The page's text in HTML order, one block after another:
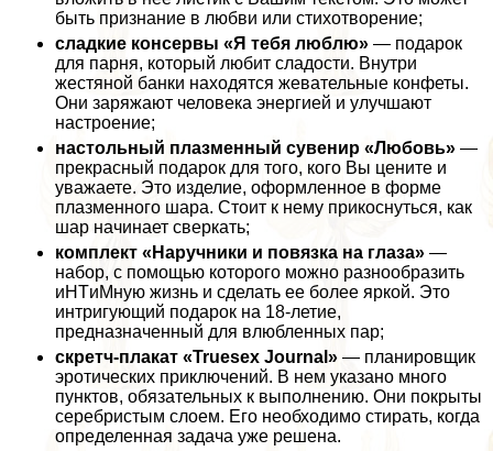
быть признание в любви или стихотворение;
сладкие консервы «Я тебя люблю» — подарок
для парня, который любит сладости. Внутри
жестяной банки находятся жевательные конфеты.
Они заряжают человека энергией и улучшают
настроение;
настольный плазменный сувенир «Любовь» —
прекрасный подарок для того, кого Вы цените и
уважаете. Это изделие, оформленное в форме
плазменного шара. Стоит к нему прикоснуться, как
шар начинает сверкать;
комплект «Наручники и повязка на глаза» —
набор, с помощью которого можно разнообразить
иHTиMную жизнь и сделать ее более яркой. Это
интригующий подарок на 18-летие,
предназначенный для влюбленных пар;
скретч-плакат «Truesех Journal» — планировщик
эpoтических приключений. В нем указано много
пунктов, обязательных к выполнению. Они покрыты
серебристым слоем. Его необходимо стирать, когда
определенная задача уже решена.